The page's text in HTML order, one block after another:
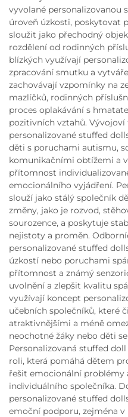
vyvolané personalizovanou
úroveň úzkosti, poskytovat
sloužit jako přechodný
rozdělení od rodinných
blízkých využívají
zpracování smutku a
zachovávají vzpomínky na
mazlíčků, rodinných
proces oplakávání s
pozitivních vztahů.
personalizované stuffed
děti s poruchami autismu,
komunikačními obtížemi a
přítomnost
emocionálního vyjádření.
slouží jako stálý společník
změny, jako je rozvod,
sourozence, a poskytuje
nejistoty a proměn.
personalizované stuffed
úzkostí nebo poruchami
přítomnost a známý
uvolnění a zlepšit kvalitu
využívají koncept
učebních společníků, které
atraktivnějšími a méně
neochotné žáky nebo děti
Personalizovaná stuffed
roli, která pomáhá dětem
řešit emocionální
individuálního společníka.
personalizované stuffed
emoční podporu, zejména